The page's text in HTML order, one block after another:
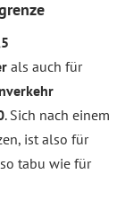
als auch für
. Sich nach einem
ist also für
tabu wie für